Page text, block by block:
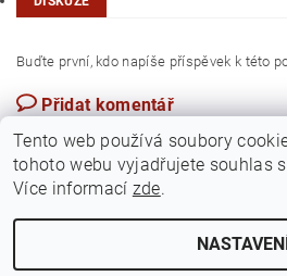
Buďte první, kdo napíše příspěvek k této
Přidat komentář
Tento web používá soubory
tohoto webu vyjadřujete souhlas
Více informací zde.